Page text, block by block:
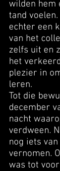
wilden hem
tand
echter een
van het
zelfs uit en
het
plezier in
leren.
Tot die
december
nacht
verdween.
nog iets
vernomen.
was tot